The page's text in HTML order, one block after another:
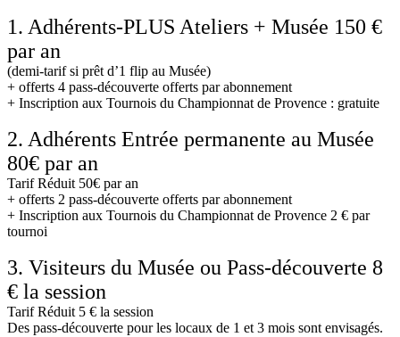
1. Adhérents-PLUS Ateliers + Musée 150 €
par an
(demi-tarif si prêt d’1 flip au Musée)
+ offerts 4 pass-découverte offerts par abonnement
+ Inscription aux Tournois du Championnat de Provence : gratuite
2. Adhérents Entrée permanente au Musée
80€ par an
Tarif Réduit 50€ par an
+ offerts 2 pass-découverte offerts par abonnement
+ Inscription aux Tournois du Championnat de Provence 2 € par
tournoi
3. Visiteurs du Musée ou Pass-découverte 8
€ la session
Tarif Réduit 5 € la session
Des pass-découverte pour les locaux de 1 et 3 mois sont envisagés.